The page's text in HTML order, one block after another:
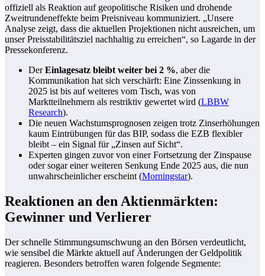
offiziell als Reaktion auf geopolitische Risiken und drohende
Zweitrundeneffekte beim Preisniveau kommuniziert. „Unsere
Analyse zeigt, dass die aktuellen Projektionen nicht ausreichen, um
unser Preisstabilitätsziel nachhaltig zu erreichen“, so Lagarde in der
Pressekonferenz.
DerEinlagesatz bleibt weiter bei 2 %, aber die
Kommunikation hat sich verschärft: Eine Zinssenkung in
2025 ist bis auf weiteres vom Tisch, was von
Marktteilnehmern als restriktiv gewertet wird (LBBW
Research).
Die neuen Wachstumsprognosen zeigen trotz Zinserhöhungen
kaum Eintrübungen für das BIP, sodass die EZB flexibler
bleibt – ein Signal für „Zinsen auf Sicht“.
Experten gingen zuvor von einer Fortsetzung der Zinspause
oder sogar einer weiteren Senkung Ende 2025 aus, die nun
unwahrscheinlicher erscheint (Morningstar).
Reaktionen an den Aktienmärkten:
Gewinner und Verlierer
Der schnelle Stimmungsumschwung an den Börsen verdeutlicht,
wie sensibel die Märkte aktuell auf Änderungen der Geldpolitik
reagieren. Besonders betroffen waren folgende Segmente: